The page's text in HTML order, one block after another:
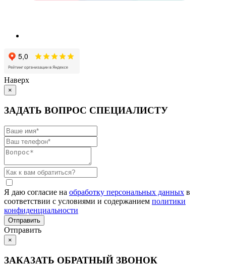
Наверх
×
ЗАДАТЬ ВОПРОС СПЕЦИАЛИСТУ
Я даю согласие на обработку персональных данных в
соответствии с условиями и содержанием политики
конфиденциальности
Отправить
×
ЗАКАЗАТЬ ОБРАТНЫЙ ЗВОНОК